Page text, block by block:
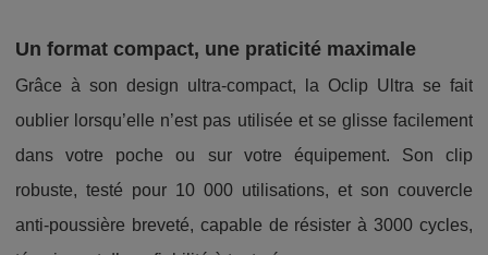
Un format compact, une praticité maximale
Grâce à son design ultra-compact, la Oclip Ultra se fait
oublier lorsqu’elle n’est pas utilisée et se glisse facilement
dans votre poche ou sur votre équipement. Son clip
robuste, testé pour 10 000 utilisations, et son couvercle
anti-poussière breveté, capable de résister à 3000 cycles,